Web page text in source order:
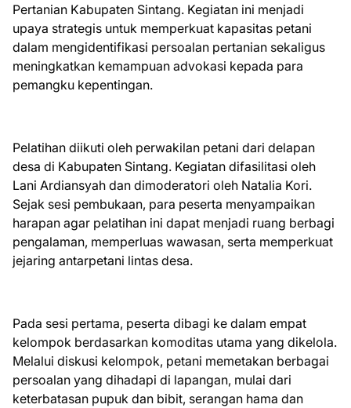
Pertanian Kabupaten Sintang. Kegiatan ini menjadi
upaya strategis untuk memperkuat kapasitas petani
dalam mengidentifikasi persoalan pertanian sekaligus
meningkatkan kemampuan advokasi kepada para
pemangku kepentingan.
Pelatihan diikuti oleh perwakilan petani dari delapan
desa di Kabupaten Sintang. Kegiatan difasilitasi oleh
Lani Ardiansyah dan dimoderatori oleh Natalia Kori.
Sejak sesi pembukaan, para peserta menyampaikan
harapan agar pelatihan ini dapat menjadi ruang berbagi
pengalaman, memperluas wawasan, serta memperkuat
jejaring antarpetani lintas desa.
Pada sesi pertama, peserta dibagi ke dalam empat
kelompok berdasarkan komoditas utama yang dikelola.
Melalui diskusi kelompok, petani memetakan berbagai
persoalan yang dihadapi di lapangan, mulai dari
keterbatasan pupuk dan bibit, serangan hama dan